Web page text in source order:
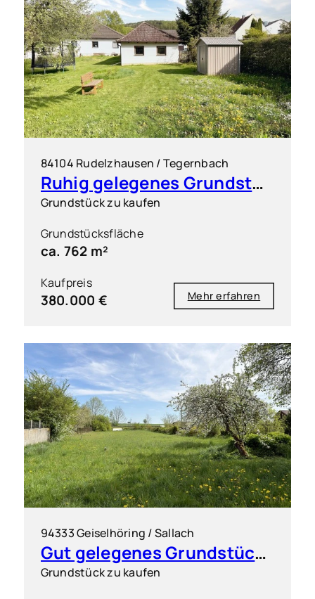
84104 Rudelzhausen / Tegernbach
Ruhig gelegenes Grundstück für einen Dreispänner
Grundstück zu kaufen
Grundstücksfläche
ca. 762 m²
Kaufpreis
380.000 € Mehr erfahren
94333 Geiselhöring / Sallach
Gut gelegenes Grundstück für flexible Bebauung
Grundstück zu kaufen